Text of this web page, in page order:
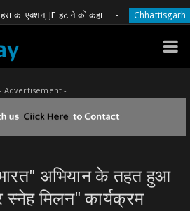
JE हटाने को कहा Chhattisgarh घूस
Advertisement -
अभियान के तहत हुआ
स्नेह मिलन" कार्यक्रम